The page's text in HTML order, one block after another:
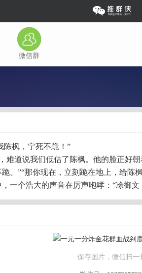
微信群
陈枫，宁死不跪！”
道说我们低估了陈枫。他的脸正好
。”“那你现在，立刻跪在地上，给
一个浩大的声音在厉声咆哮：“凃御文
保存图片，微信扫一